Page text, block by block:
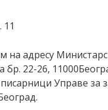
на адресу
22-26,
Управе за